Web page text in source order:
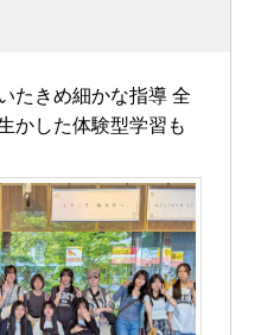
たきめ細かな指導 全
かした体験型学習も